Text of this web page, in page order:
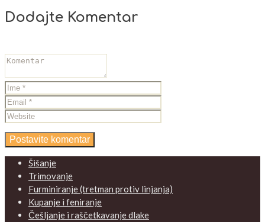
Dodajte Komentar
Šišanje
Trimovanje
Furminiranje (tretman protiv linjanja)
Kupanje i feniranje
Češljanje i raščetkavanje dlake